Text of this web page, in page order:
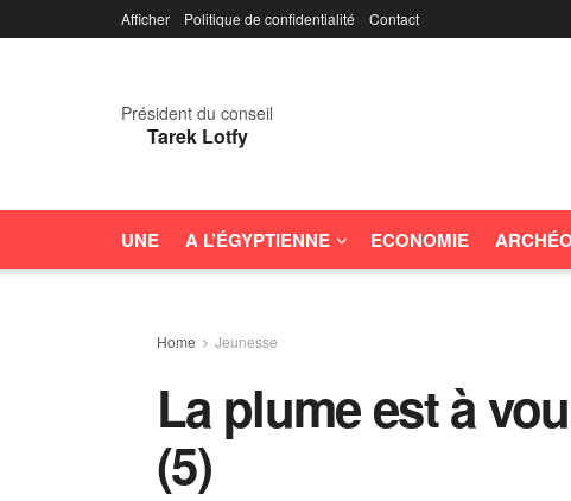
Afficher Politique de confidentialité Contact
Président du conseil
Tarek Lotfy
UNE A L’ÉGYPTIENNE ECONOMIE
Home Jeunesse
La plume est à
(5)